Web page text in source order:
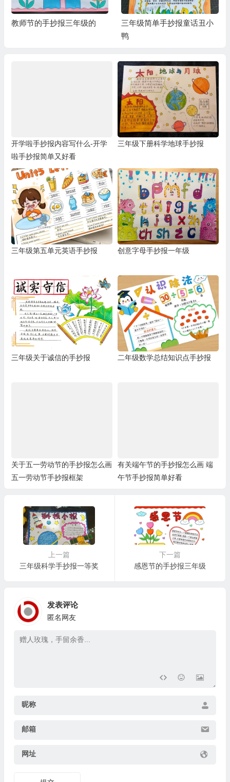
教师节的手抄报三年级的
三年级简单手抄报童话丑小
鸭
开学啦手抄报内容写什么-开学
啦手抄报简单又好看
三年级下册科学地球手抄报
三年级第五单元英语手抄报 创意字母手抄报一年级
三年级关于诚信的手抄报 二年级数学总结知识点手抄报
关于五一劳动节的手抄报怎么画
五一劳动节手抄报框架
有关端午节的手抄报怎么画 端
午节手抄报简单好看
上一篇
三年级科学手抄报一等奖
下一篇
感恩节的手抄报三年级
发表评论
匿名网友
昵称
邮箱
网址